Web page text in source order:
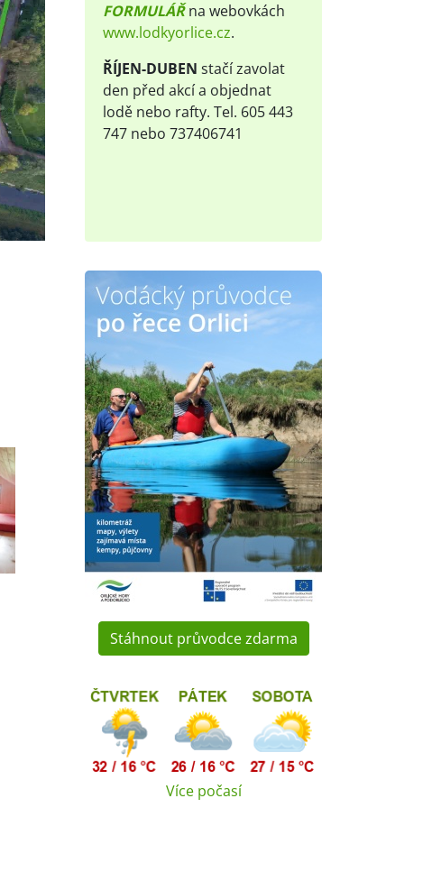
FORMULÁŘna webovkách
www.lodkyorlice.cz.
ŘÍJEN-DUBEN stačí zavolat
den před akcí a objednat
lodě nebo rafty. Tel. 605 443
747 nebo 737406741
Stáhnout průvodce zdarma
Více počasí